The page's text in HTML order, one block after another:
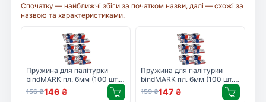
Спочатку — найближчі збіги за початком назви, далі — схожі за
назвою та характеристиками.
Пружина для палітурки
bindMARK пл. 6мм (100 шт.)
черная (43152)
156₴146 ₴
Пружина для палітурки
bindMARK пл. 6мм (100 шт.)
зеленая (43155)
159₴147 ₴